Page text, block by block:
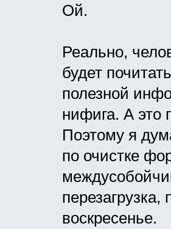
Ой.
Реально,
будет
полезной
нифига. А это
Поэтому я
по очистке
воскресенье.